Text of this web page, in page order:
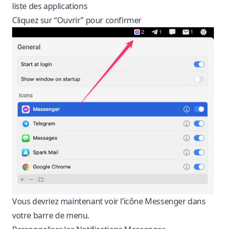
liste des applications
Cliquez sur “Ouvrir” pour confirmer
Vous devriez maintenant voir l’icône Messenger dans
votre barre de menu.